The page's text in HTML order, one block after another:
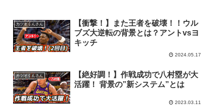
カツオくんさん
【衝撃！】また王者を破壊！！ウル
ブズ大逆転の背景とは？アントvsヨ
キッチ
2024.05.17
カツオくんさん
【絶好調！】作戦成功で八村塁が大
活躍！ 背景の”新システム”とは
2023.03.11